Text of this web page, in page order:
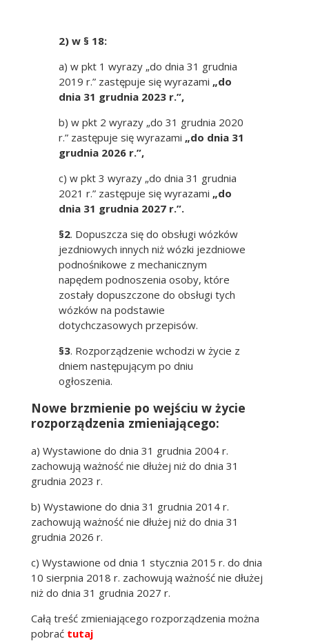
2) w § 18:
a) w pkt 1 wyrazy „do dnia 31 grudnia
2019 r.” zastępuje się wyrazami „do
dnia 31 grudnia 2023 r.”,
b) w pkt 2 wyrazy „do 31 grudnia 2020
r.” zastępuje się wyrazami „do dnia 31
grudnia 2026 r.”,
c) w pkt 3 wyrazy „do dnia 31 grudnia
2021 r.” zastępuje się wyrazami „do
dnia 31 grudnia 2027 r.”.
§2. Dopuszcza się do obsługi wózków
jezdniowych innych niż wózki jezdniowe
podnośnikowe z mechanicznym
napędem podnoszenia osoby, które
zostały dopuszczone do obsługi tych
wózków na podstawie
dotychczasowych przepisów.
§3. Rozporządzenie wchodzi w życie z
dniem następującym po dniu
ogłoszenia.
Nowe brzmienie po wejściu w życie
rozporządzenia zmieniającego:
a) Wystawione do dnia 31 grudnia 2004 r.
zachowują ważność nie dłużej niż do dnia 31
grudnia 2023 r.
b) Wystawione do dnia 31 grudnia 2014 r.
zachowują ważność nie dłużej niż do dnia 31
grudnia 2026 r.
c) Wystawione od dnia 1 stycznia 2015 r. do dnia
10 sierpnia 2018 r. zachowują ważność nie dłużej
niż do dnia 31 grudnia 2027 r.
Całą treść zmieniającego rozporządzenia można
pobrać tutaj